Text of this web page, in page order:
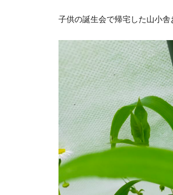
子供の誕生会で帰宅した山小舎